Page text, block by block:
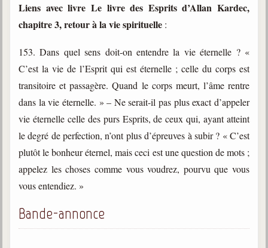
Belgique, Lux. et Canada
Médias spirites
@
Liens avec livre Le livre des Esprits d’Allan Kardec,
chapitre 3, retour à la vie spirituelle :
153. Dans quel sens doit-on entendre la vie éternelle ? «
C’est la vie de l’Esprit qui est éternelle ; celle du corps est
transitoire et passagère. Quand le corps meurt, l’âme rentre
dans la vie éternelle. » – Ne serait-il pas plus exact d’appeler
vie éternelle celle des purs Esprits, de ceux qui, ayant atteint
le degré de perfection, n’ont plus d’épreuves à subir ? « C’est
plutôt le bonheur éternel, mais ceci est une question de mots ;
appelez les choses comme vous voudrez, pourvu que vous
vous entendiez. »
Bande-annonce